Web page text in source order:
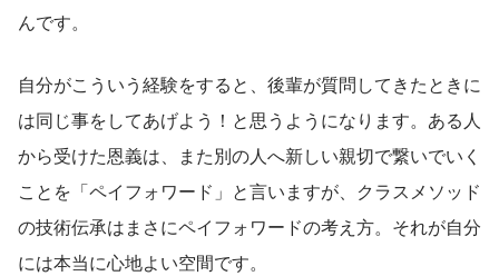
んです。
自分がこういう経験をすると、後輩が質問してきたときに
は同じ事をしてあげよう！と思うようになります。ある人
から受けた恩義は、また別の人へ新しい親切で繋いでいく
ことを「ペイフォワード」と言いますが、クラスメソッド
の技術伝承はまさにペイフォワードの考え方。それが自分
には本当に心地よい空間です。